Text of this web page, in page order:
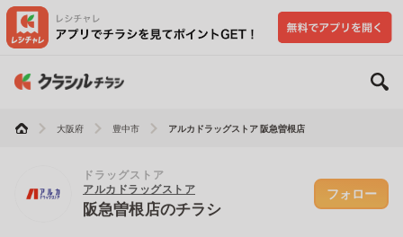
大阪府 豊中市 アルカドラッグストア 阪急曽根店
ドラッグストア
アルカドラッグストア
阪急曽根店のチラシ
フォロー